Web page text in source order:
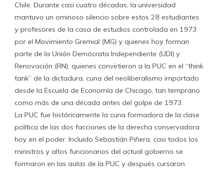
Chile. Durante casi cuatro décadas, la universidad
mantuvo un ominoso silencio sobre estos 28 estudiantes
y profesores de la casa de estudios controlada en 1973
por el Movimiento Gremial (MG) y quienes hoy forman
parte de la Unión Demócrata Independiente (UDI) y
Renovación (RN), quienes convirtieron a la PUC en el “think
tank” de la dictadura, cuna del neoliberalismo importado
desde la Escuela de Economía de Chicago, tan temprano
como más de una década antes del golpe de 1973.
La PUC fue históricamente la cuna formadora de la clase
política de las dos facciones de la derecha conservadora
hoy en el poder. Incluido Sebastián Piñera, casi todos los
ministros y altos funcionarios del actual gobierno se
formaron en las aulas de la PUC y después cursaron